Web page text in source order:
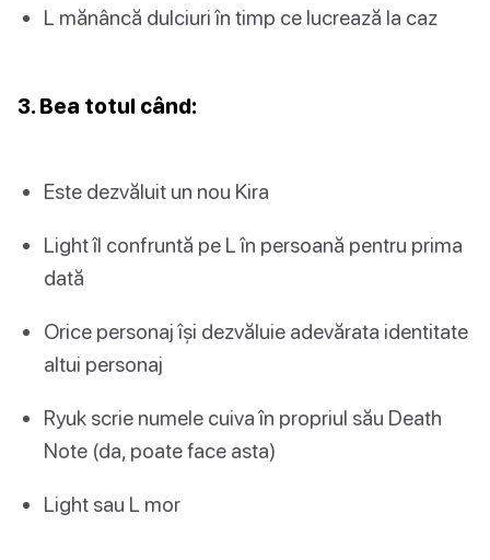
L mănâncă dulciuri în timp ce lucrează la caz
3. Bea totul când:
Este dezvăluit un nou Kira
Light îl confruntă pe L în persoană pentru prima
dată
Orice personaj își dezvăluie adevărata identitate
altui personaj
Ryuk scrie numele cuiva în propriul său Death
Note (da, poate face asta)
Light sau L mor